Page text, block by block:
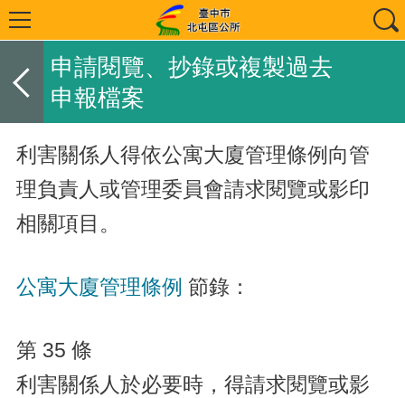
申請閱覽、抄錄或複製過去
申報檔案
利害關係人得依公寓大廈管理條例向管
理負責人或管理委員會請求閱覽或影印
相關項目。
公寓大廈管理條例 節錄：
第 35 條
利害關係人於必要時，得請求閱覽或影